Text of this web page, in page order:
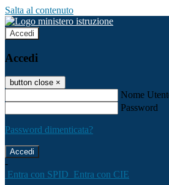
Salta al contenuto
Accedi
Accedi
button close ×
Nome
Password
Password dimenticata?
-
Entra con SPID Entra con CIE